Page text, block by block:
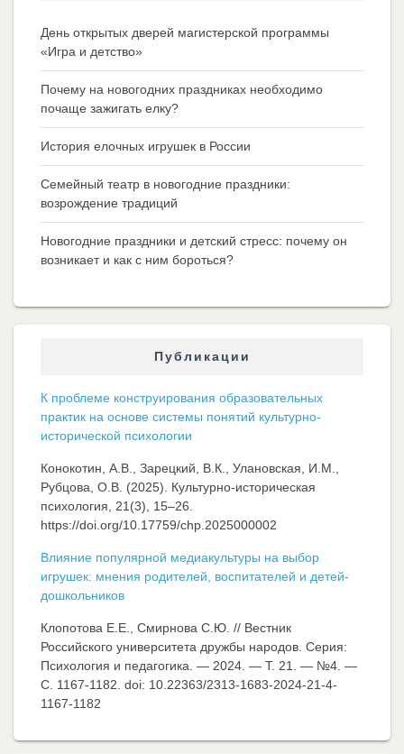
День открытых дверей магистерской программы
«Игра и детство»
Почему на новогодних праздниках необходимо
почаще зажигать елку?
История елочных игрушек в России
Семейный театр в новогодние праздники:
возрождение традиций
Новогодние праздники и детский стресс: почему он
возникает и как с ним бороться?
Публикации
К проблеме конструирования образовательных
практик на основе системы понятий культурно-
исторической психологии
Конокотин, А.В., Зарецкий, В.К., Улановская, И.М.,
Рубцова, О.В. (2025). Культурно-историческая
психология, 21(3), 15–26.
https://doi.org/10.17759/chp.2025000002
Влияние популярной медиакультуры на выбор
игрушек: мнения родителей, воспитателей и детей-
дошкольников
Клопотова Е.Е., Смирнова С.Ю. // Вестник
Российского университета дружбы народов. Серия:
Психология и педагогика. — 2024. — Т. 21. — №4. —
C. 1167-1182. doi: 10.22363/2313-1683-2024-21-4-
1167-1182